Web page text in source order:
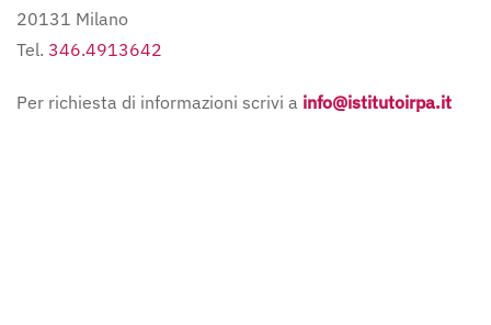
20131 Milano
Tel. 346.4913642
Per richiesta di informazioni scrivi a info@istitutoirpa.it